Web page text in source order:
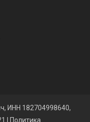
ИНН 182704998640,
Политика